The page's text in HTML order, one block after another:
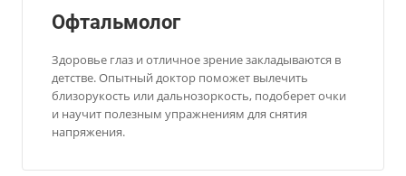
Офтальмолог
Здоровье глаз и отличное зрение закладываются в
детстве. Опытный доктор поможет вылечить
близорукость или дальнозоркость, подоберет очки
и научит полезным упражнениям для снятия
напряжения.